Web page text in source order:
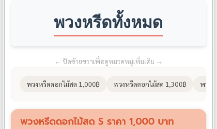
พวงหรีดทั้งหมด
← ปัดซ้ายขวาเพื่อดูหมวดหมู่เพิ่มเติม →
พวงหรีดดอกไม้สด 1,000฿ พวงหรีดดอกไม้สด 1,300฿ พวง
พวงหรีดดอกไม้สด S ราคา 1,000 บาท